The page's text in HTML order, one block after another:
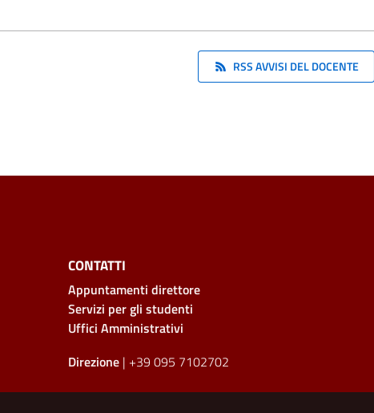
RSS AVVISI DEL DOCENTE
CONTATTI
Appuntamenti direttore
Servizi per gli studenti
Uffici Amministrativi
Direzione| +39 095 7102702